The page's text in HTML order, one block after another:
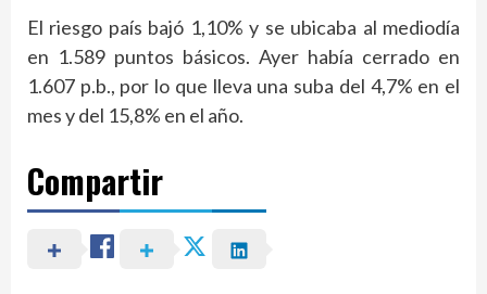
El riesgo país bajó 1,10% y se ubicaba al mediodía
en 1.589 puntos básicos. Ayer había cerrado en
1.607 p.b., por lo que lleva una suba del 4,7% en el
mes y del 15,8% en el año.
Compartir